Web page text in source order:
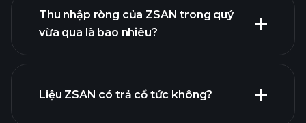
lợi nhuận của
ZSAN
báo cáo tài chính
Thu nhập ròng của ZSAN trong quý
vừa qua là bao nhiêu?
Liệu ZSAN có trả cổ tức không?